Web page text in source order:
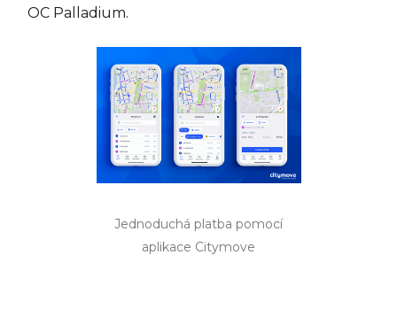
OC Palladium.
Jednoduchá platba pomocí
aplikace Citymove